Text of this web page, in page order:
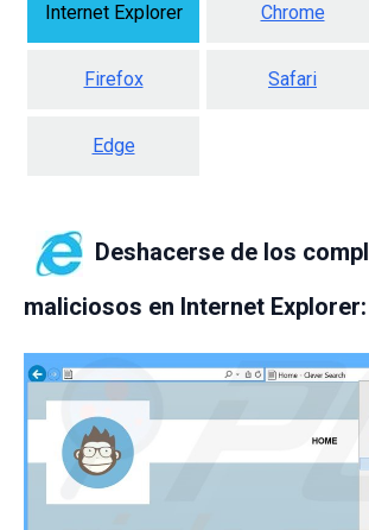
Internet Explorer Chrome
Firefox Safari
Edge
Deshacerse de los
maliciosos en Internet Explorer: